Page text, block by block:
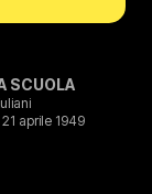
SCUOLA
aprile 1949